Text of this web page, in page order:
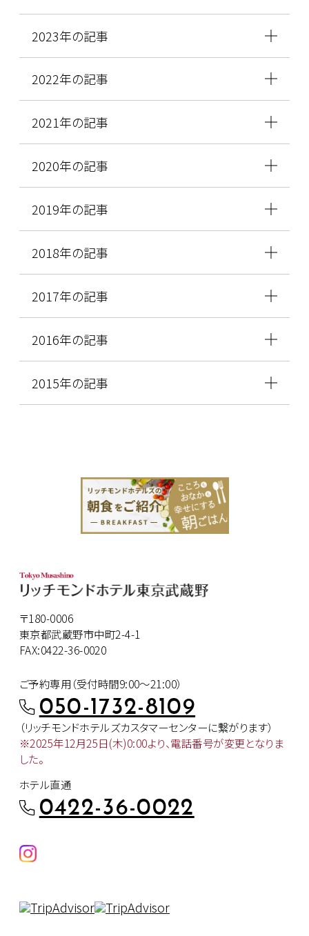
2023年の記事
2022年の記事
2021年の記事
2020年の記事
2019年の記事
2018年の記事
2017年の記事
2016年の記事
2015年の記事
〒180-0006
東京都武蔵野市中町2-4-1
FAX:0422-36-0020
ご予約専用（受付時間9:00～21:00）
050-1732-8109
（リッチモンドホテルズカスタマーセンターに繋がります）
※2025年12月25日(木)0:00より、電話番号が変更となりま
した。
ホテル直通
0422-36-0022